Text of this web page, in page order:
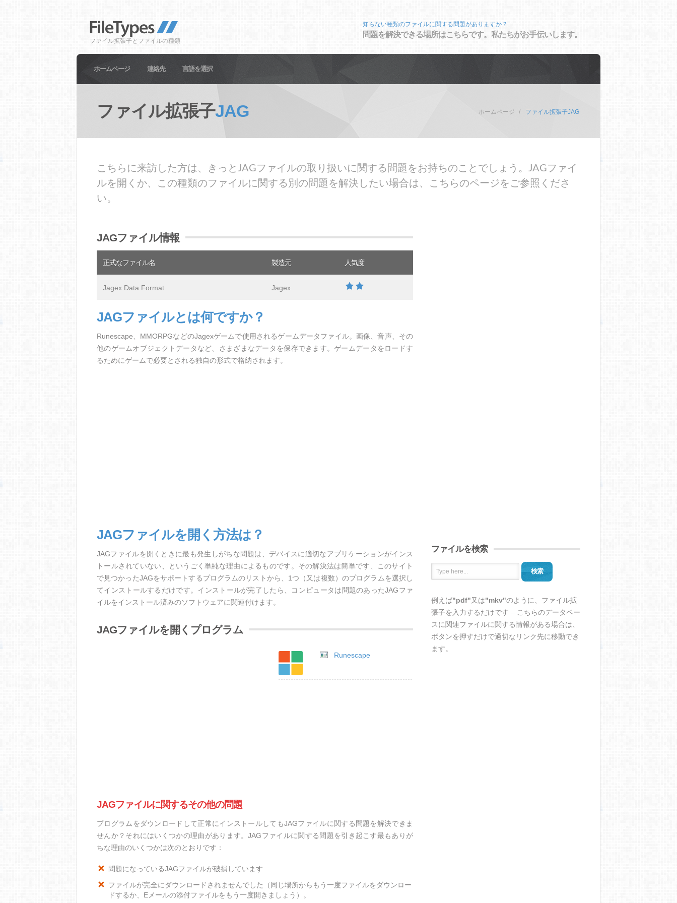
ファイル拡張子とファイルの種類
知らない種類のファイルに関する問題がありますか？
問題を解決できる場所はこちらです。私たちがお手伝いします。
ホームページ 連絡先 言語を選択
ファイル拡張子JAG ホームページ ファイル拡張子JAG
こちらに来訪した方は、きっとJAGファイルの取り扱いに関する問題をお持ちのことでしょう。JAGファイ
ルを開くか、この種類のファイルに関する別の問題を解決したい場合は、こちらのページをご参照くださ
い。
JAGファイル情報
正式なファイル名 製造元 人気度
Jagex Data Format Jagex
JAGファイルとは何ですか？
Runescape、MMORPGなどのJagexゲームで使用されるゲームデータファイル。画像、音声、その
他のゲームオブジェクトデータなど、さまざまなデータを保存できます。ゲームデータをロードす
るためにゲームで必要とされる独自の形式で格納されます。
JAGファイルを開く方法は？
JAGファイルを開くときに最も発生しがちな問題は、デバイスに適切なアプリケーションがインス
トールされていない、というごく単純な理由によるものです。その解決法は簡単です、このサイト
で見つかったJAGをサポートするプログラムのリストから、1つ（又は複数）のプログラムを選択し
てインストールするだけです。インストールが完了したら、コンピュータは問題のあったJAGファ
イルをインストール済みのソフトウェアに関連付けます。
JAGファイルを開くプログラム
Runescape
JAGファイルに関するその他の問題
プログラムをダウンロードして正常にインストールしてもJAGファイルに関する問題を解決できま
せんか？それにはいくつかの理由があります。JAGファイルに関する問題を引き起こす最もありが
ちな理由のいくつかは次のとおりです：
問題になっているJAGファイルが破損しています
ファイルが完全にダウンロードされませんでした（同じ場所からもう一度ファイルをダウンロー
ドするか、Eメールの添付ファイルをもう一度開きましょう）。
ファイルを検索
検索
例えば"pdf"又は"mkv"のように、ファイル拡
張子を入力するだけです – こちらのデータベー
スに関連ファイルに関する情報がある場合は、
ボタンを押すだけで適切なリンク先に移動でき
ます。